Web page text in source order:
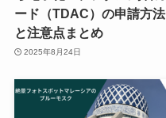
ード（TDAC）の申請方法
と注意点まとめ
2025年8月24日